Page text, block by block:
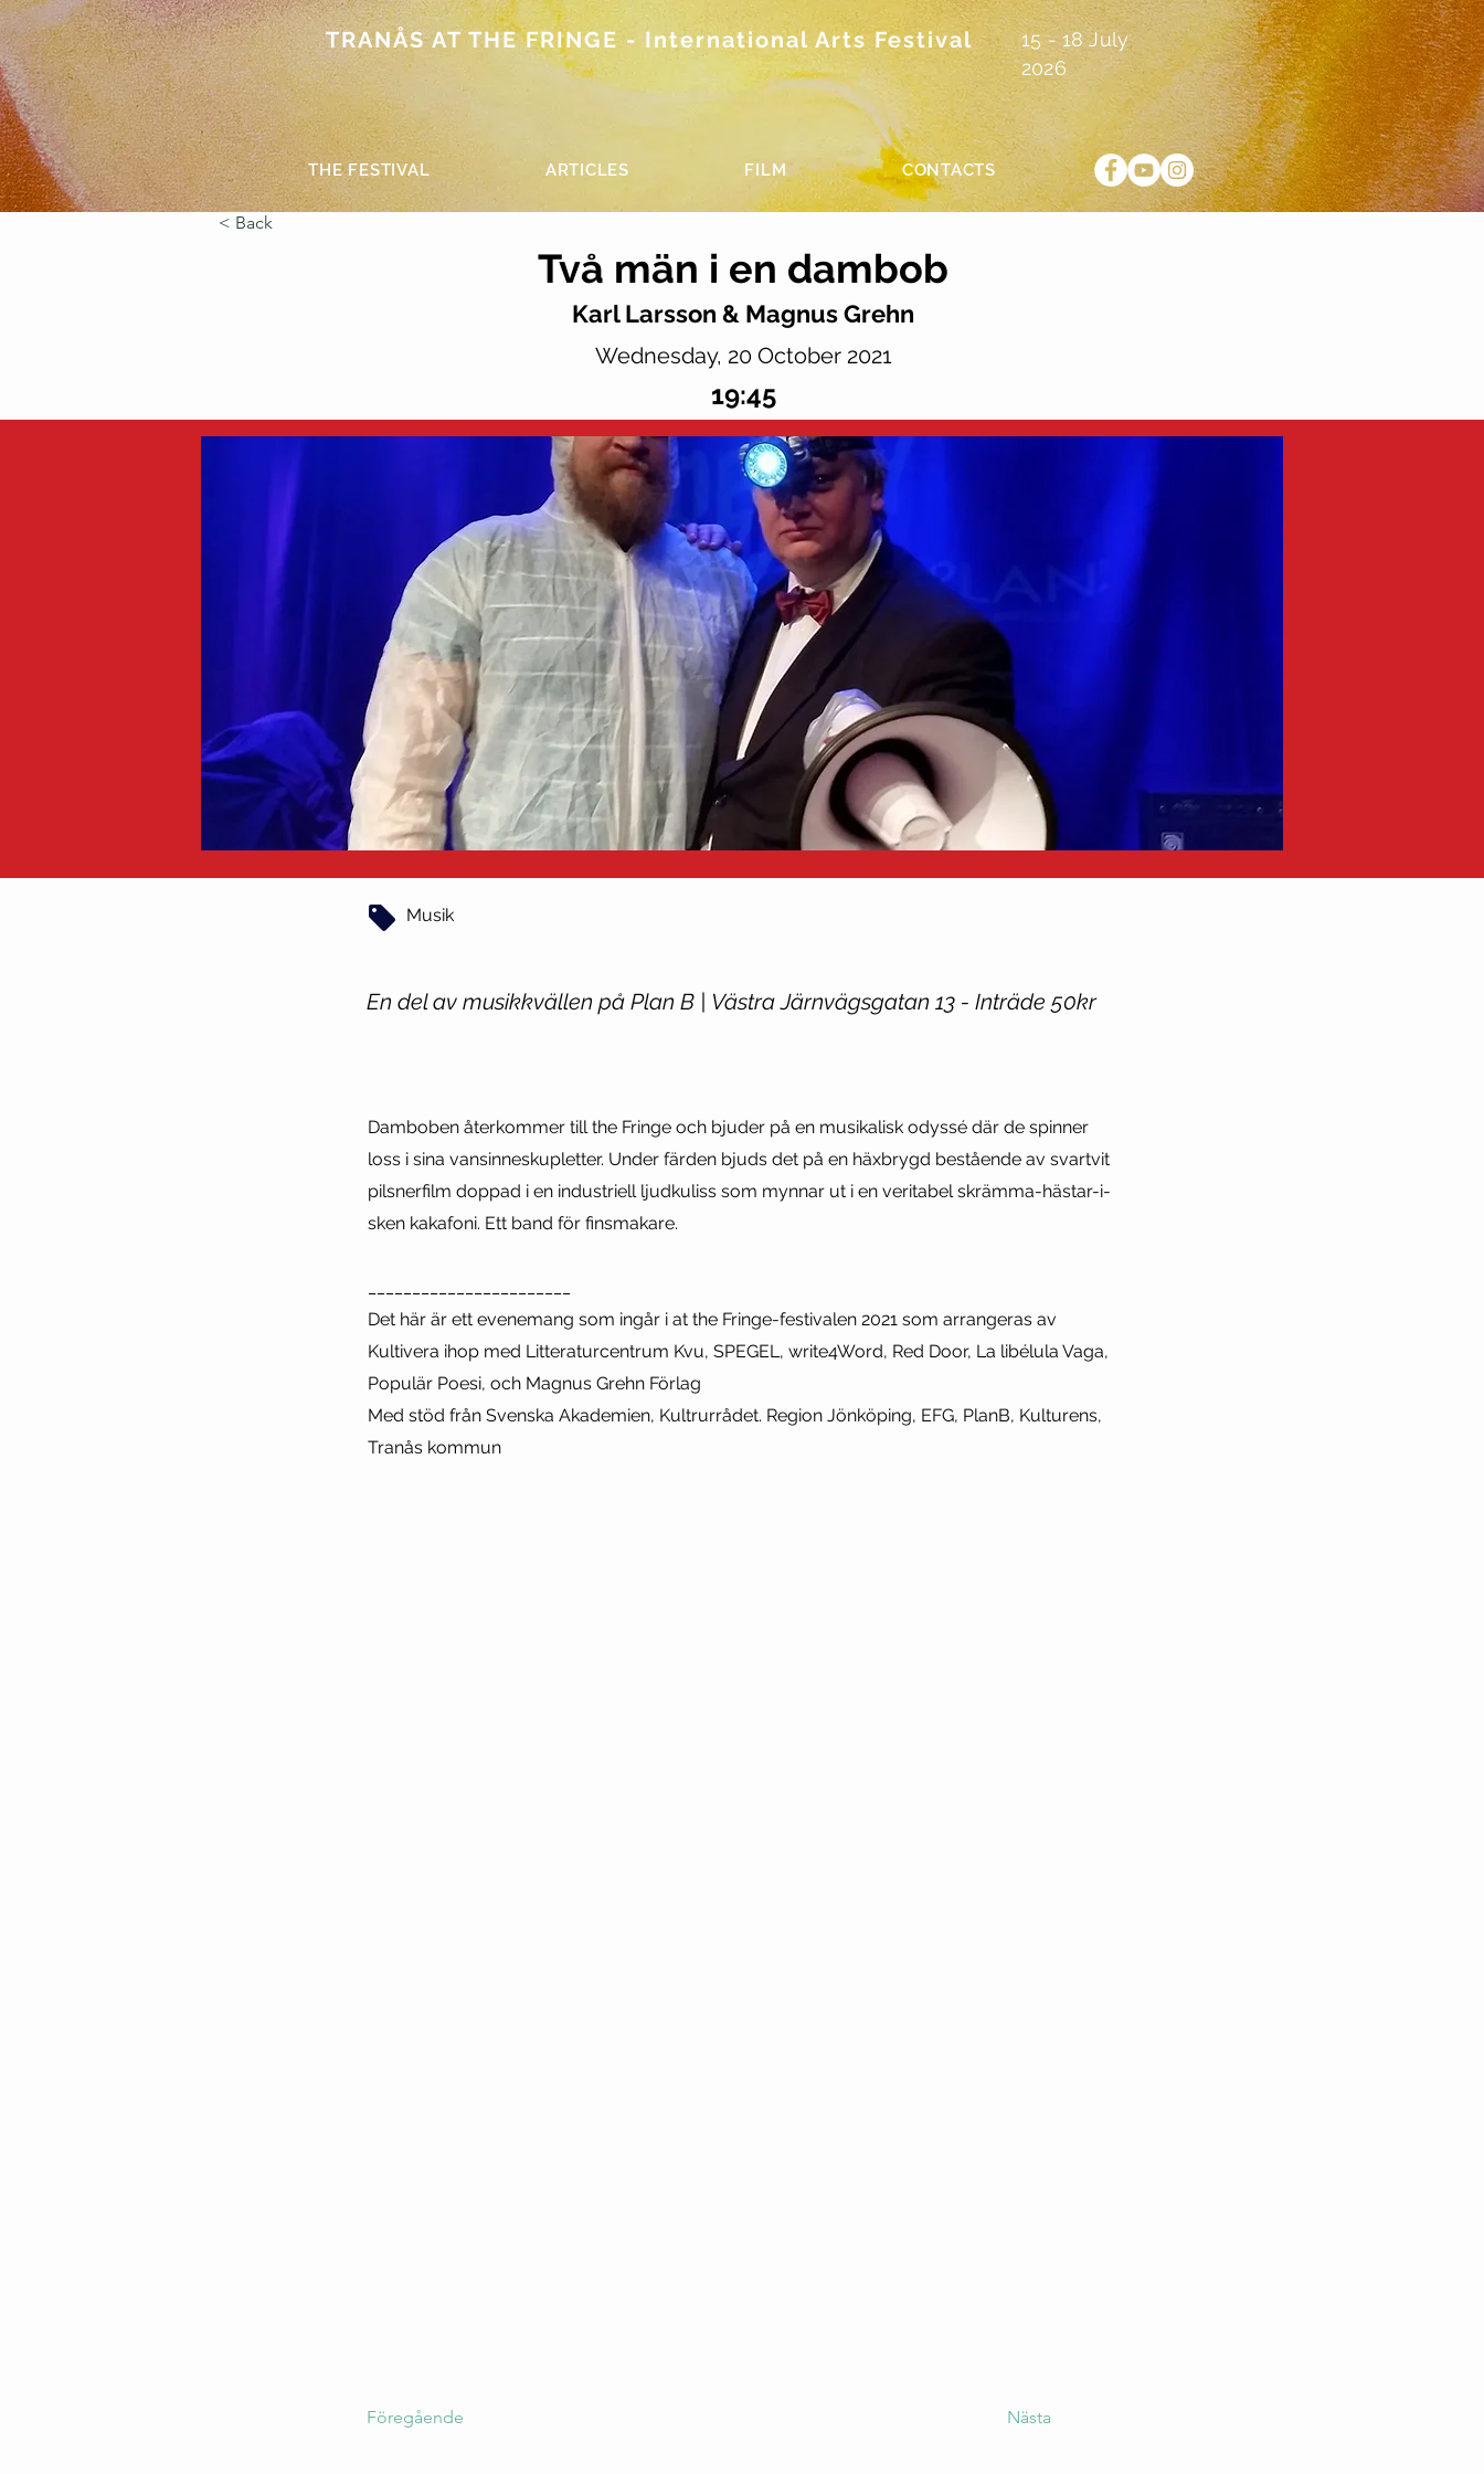
TRANÅS AT THE FRINGE - International Arts Festival
15 - 18 July
2026
THE FESTIVAL ARTICLES FILM CONTACTS
< Back
Två män i en dambob
Karl Larsson & Magnus Grehn
Wednesday, 20 October 2021
19:45
Musik
En del av musikkvällen på Plan B | Västra Järnvägsgatan 13 - Inträde 50kr
Damboben återkommer till the Fringe och bjuder på en musikalisk odyssé där de spinner
loss i sina vansinneskupletter. Under färden bjuds det på en häxbrygd bestående av svartvit
pilsnerfilm doppad i en industriell ljudkuliss som mynnar ut i en veritabel skrämma-hästar-i-
sken kakafoni. Ett band för finsmakare.
Det här är ett evenemang som ingår i at the Fringe-festivalen 2021 som arrangeras av
Kultivera ihop med Litteraturcentrum Kvu, SPEGEL, write4Word, Red Door, La libélula Vaga,
Populär Poesi, och Magnus Grehn Förlag
Med stöd från Svenska Akademien, Kultrurrådet. Region Jönköping, EFG, PlanB, Kulturens,
Tranås kommun
Föregående Nästa